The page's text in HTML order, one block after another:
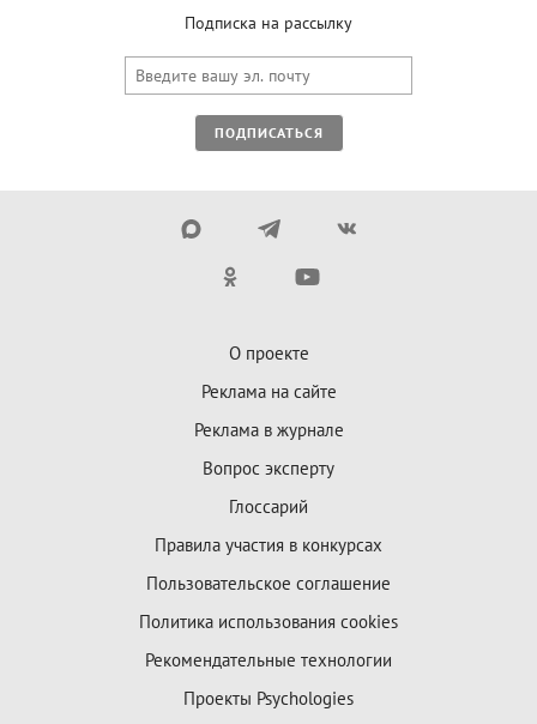
Подписка на рассылку
ПОДПИСАТЬСЯ
О проекте
Реклама на сайте
Реклама в журнале
Вопрос эксперту
Глоссарий
Правила участия в конкурсах
Пользовательское соглашение
Политика использования cookies
Рекомендательные технологии
Проекты Psychologies